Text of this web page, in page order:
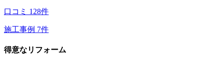
口コミ 128件
施工事例 7件
得意なリフォーム